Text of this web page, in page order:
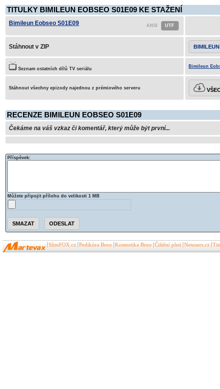
TITULKY BIMILEUN EOBSEO S01E09 KE STAŽENÍ
Bimileun Eobseo S01E09
Stáhnout v ZIP
Seznam ostatních dílů TV seriálu Bimileun
Stáhnout všechny epizody najednou z prémiového serveru
RECENZE BIMILEUN EOBSEO S01E09
Čekáme na váš vzkaz či komentář, který může být první...
Příspěvek:
Můžete připojit přílohu do velikosti 1 MB
SlimFOX.cz Pedikúra Brno Kosmetika Brno Čištění pleti Netusers.cz